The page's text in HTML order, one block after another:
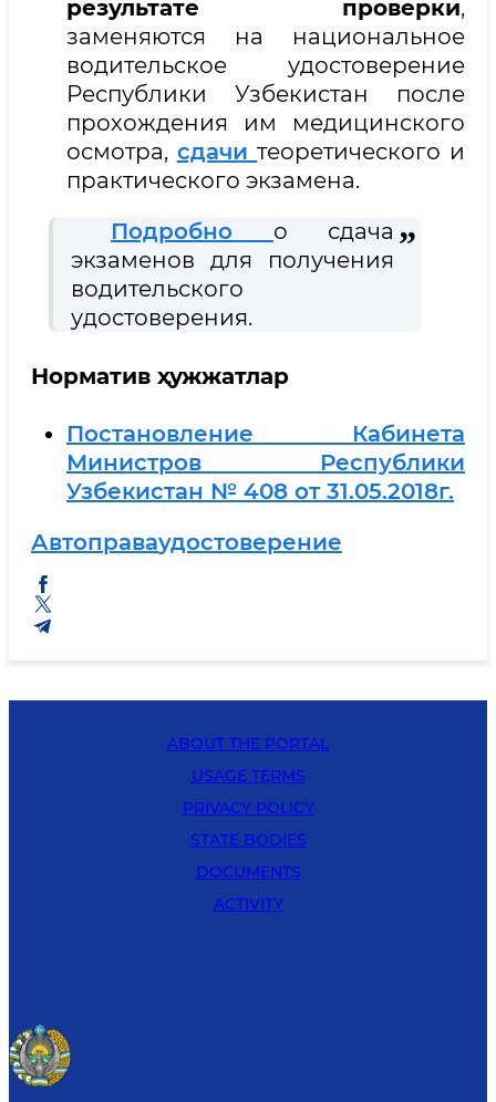
результате проверки,
заменяются на национальное
водительское удостоверение
Республики Узбекистан после
прохождения им медицинского
осмотра, сдачитеоретического и
практического экзамена.
Подробно о сдача
экзаменов для получения
водительского
удостоверения.
Норматив ҳужжатлар
Постановление Кабинета
Министров Республики
Узбекистан № 408 от 31.05.2018г.
АвтоПраваУдостоверение
ABOUT THE PORTAL
USAGE TERMS
PRIVACY POLICY
STATE BODIES
DOCUMENTS
ACTIVITY